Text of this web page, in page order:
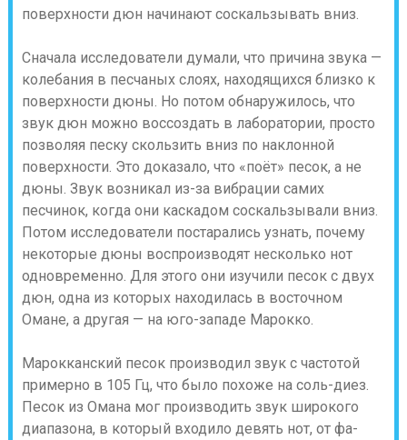
поверхности дюн начинают соскальзывать вниз.
Сначала исследователи думали, что причина звука —
колебания в песчаных слоях, находящихся близко к
поверхности дюны. Но потом обнаружилось, что
звук дюн можно воссоздать в лаборатории, просто
позволяя песку скользить вниз по наклонной
поверхности. Это доказало, что «поёт» песок, а не
дюны. Звук возникал из-за вибрации самих
песчинок, когда они каскадом соскальзывали вниз.
Потом исследователи постарались узнать, почему
некоторые дюны воспроизводят несколько нот
одновременно. Для этого они изучили песок с двух
дюн, одна из которых находилась в восточном
Омане, а другая — на юго-западе Марокко.
Марокканский песок производил звук с частотой
примерно в 105 Гц, что было похоже на соль-диез.
Песок из Омана мог производить звук широкого
диапазона, в который входило девять нот, от фа-